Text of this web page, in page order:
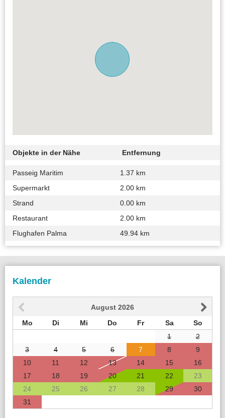
Objekte in der Nähe Entfernung
Passeig Maritim
1.37 km
Supermarkt
2.00 km
Strand
0.00 km
Restaurant
2.00 km
Flughafen Palma
49.94 km
Kalender
August 2026
Mo
Di Mi Do Fr Sa
So
1
2
3
4 5 6 7 8
9
10
11 12 13 14 15
16
17
18 19 20 21 22
23
24
25 26 27 28 29
30
31